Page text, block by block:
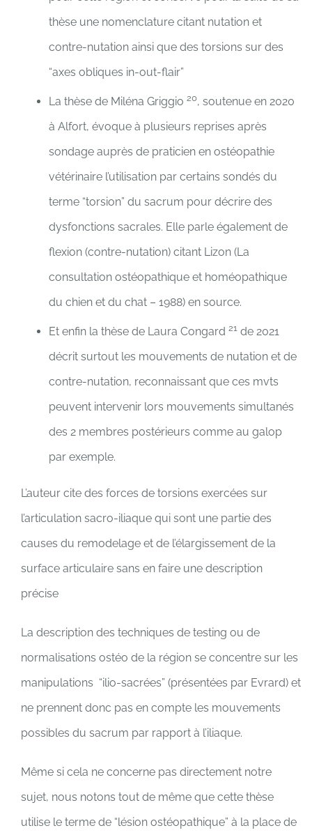
thèse une nomenclature citant nutation et
contre-nutation ainsi que des torsions sur des
“axes obliques in-out-flair”
La thèse de Miléna Griggio 20, soutenue en 2020
à Alfort, évoque à plusieurs reprises après
sondage auprès de praticien en ostéopathie
vétérinaire l’utilisation par certains sondés du
terme “torsion” du sacrum pour décrire des
dysfonctions sacrales. Elle parle également de
flexion (contre-nutation) citant Lizon (La
consultation ostéopathique et homéopathique
du chien et du chat – 1988) en source.
Et enfin la thèse de Laura Congard 21de 2021
décrit surtout les mouvements de nutation et de
contre-nutation, reconnaissant que ces mvts
peuvent intervenir lors mouvements simultanés
des 2 membres postérieurs comme au galop
par exemple.
L’auteur cite des forces de torsions exercées sur
l’articulation sacro-iliaque qui sont une partie des
causes du remodelage et de l’élargissement de la
surface articulaire sans en faire une description
précise
La description des techniques de testing ou de
normalisations ostéo de la région se concentre sur les
manipulations “ilio-sacrées” (présentées par Evrard) et
ne prennent donc pas en compte les mouvements
possibles du sacrum par rapport à l’iliaque.
Même si cela ne concerne pas directement notre
sujet, nous notons tout de même que cette thèse
utilise le terme de “lésion ostéopathique” à la place de